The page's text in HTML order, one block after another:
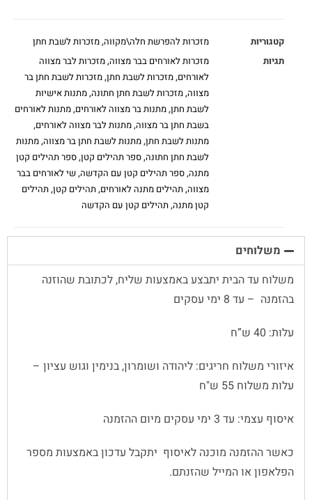
קטגוריות מזכרות להפרשת חלה\מקווה,מזכרות לשבת חתן
תגיות
מזכרות לאורחים בבר מצווה,מזכרות לבר מצווה
לאורחים,מזכרות לשבת חתן,מזכרות לשבת חתן בר
מצווה,מזכרות לשבת חתן חתונה,מתנות אישיות
לשבת חתן,מתנות בר מצווה לאורחים,מתנות לאורחים
בשבת חתן בר מצווה,מתנות לבר מצווה לאורחים,
מתנות לשבת חתן,מתנות לשבת חתן בר מצווה,מתנות
לשבת חתן חתונה,ספר תהילים קטן,ספר תהילים קטן
מתנה,ספר תהילים קטן עם הקדשה,שי לאורחים בבר
מצווה,תהילים מתנה לאורחים,תהילים קטן,תהילים
קטן מתנה,תהילים קטן עם הקדשה
משלוחים
משלוח עד הבית יתבצע באמצעות שליח, לכתובת שהוזנה
בהזמנה – עד 8 ימי עסקים
עלות: 40 ש”ח
איזורי משלוח חריגים: ליהודה ושומרון, בנימין וגוש עציון –
עלות משלוח 55 ש"ח
איסוף עצמי: עד 3 ימי עסקים מיום ההזמנה
כאשר ההזמנה מוכנה לאיסוף יתקבל עדכון באמצעות מספר
הפלאפון או המייל שהזנתם.